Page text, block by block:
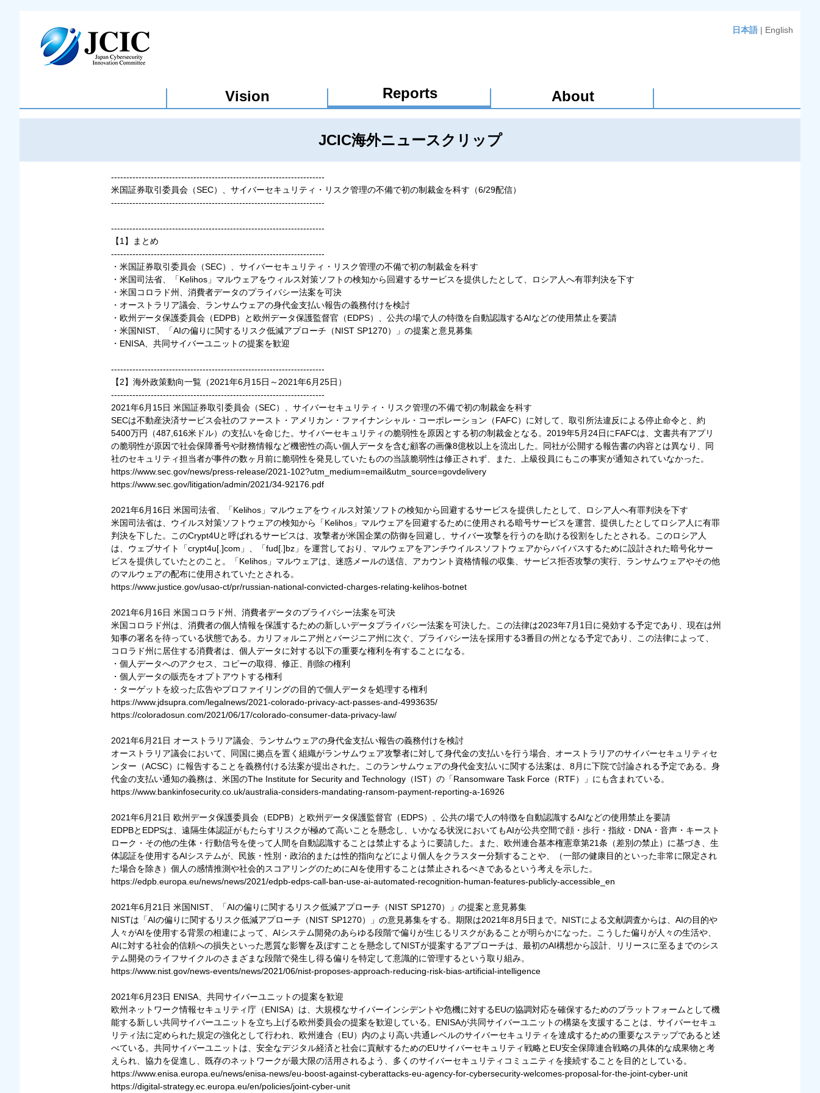
日本語 | English
Vision Reports About
JCIC海外ニュースクリップ
----------------------------------------------------------------------
米国証券取引委員会（SEC）、サイバーセキュリティ・リスク管理の不備で初の制裁金を科す（6/29配信）
----------------------------------------------------------------------
----------------------------------------------------------------------
【1】まとめ
----------------------------------------------------------------------
・米国証券取引委員会（SEC）、サイバーセキュリティ・リスク管理の不備で初の制裁金を科す
・米国司法省、「Kelihos」マルウェアをウィルス対策ソフトの検知から回避するサービスを提供したとして、ロシア人へ有罪判決を下す
・米国コロラド州、消費者データのプライバシー法案を可決
・オーストラリア議会、ランサムウェアの身代金支払い報告の義務付けを検討
・欧州データ保護委員会（EDPB）と欧州データ保護監督官（EDPS）、公共の場で人の特徴を自動認識するAIなどの使用禁止を要請
・米国NIST、「AIの偏りに関するリスク低減アプローチ（NIST SP1270）」の提案と意見募集
・ENISA、共同サイバーユニットの提案を歓迎
----------------------------------------------------------------------
【2】海外政策動向一覧（2021年6月15日～2021年6月25日）
----------------------------------------------------------------------
2021年6月15日 米国証券取引委員会（SEC）、サイバーセキュリティ・リスク管理の不備で初の制裁金を科す
SECは不動産決済サービス会社のファースト・アメリカン・ファイナンシャル・コーポレーション（FAFC）に対して、取引所法違反による停止命令と、約
5400万円（487,616米ドル）の支払いを命じた。サイバーセキュリティの脆弱性を原因とする初の制裁金となる。2019年5月24日にFAFCは、文書共有アプリ
の脆弱性が原因で社会保障番号や財務情報など機密性の高い個人データを含む顧客の画像8億枚以上を流出した。同社が公開する報告書の内容とは異なり、同
社のセキュリティ担当者が事件の数ヶ月前に脆弱性を発見していたものの当該脆弱性は修正されず、また、上級役員にもこの事実が通知されていなかった。
https://www.sec.gov/news/press-release/2021-102?utm_medium=email&utm_source=govdelivery
https://www.sec.gov/litigation/admin/2021/34-92176.pdf
2021年6月16日 米国司法省、「Kelihos」マルウェアをウィルス対策ソフトの検知から回避するサービスを提供したとして、ロシア人へ有罪判決を下す
米国司法省は、ウイルス対策ソフトウェアの検知から「Kelihos」マルウェアを回避するために使用される暗号サービスを運営、提供したとしてロシア人に有罪
判決を下した。このCrypt4Uと呼ばれるサービスは、攻撃者が米国企業の防御を回避し、サイバー攻撃を行うのを助ける役割をしたとされる。このロシア人
は、ウェブサイト「crypt4u[.]com」、「fud[.]bz」を運営しており、マルウェアをアンチウイルスソフトウェアからバイパスするために設計された暗号化サー
ビスを提供していたとのこと。「Kelihos」マルウェアは、迷惑メールの送信、アカウント資格情報の収集、サービス拒否攻撃の実行、ランサムウェアやその他
のマルウェアの配布に使用されていたとされる。
https://www.justice.gov/usao-ct/pr/russian-national-convicted-charges-relating-kelihos-botnet
2021年6月16日 米国コロラド州、消費者データのプライバシー法案を可決
米国コロラド州は、消費者の個人情報を保護するための新しいデータプライバシー法案を可決した。この法律は2023年7月1日に発効する予定であり、現在は州
知事の署名を待っている状態である。カリフォルニア州とバージニア州に次ぐ、プライバシー法を採用する3番目の州となる予定であり、この法律によって、
コロラド州に居住する消費者は、個人データに対する以下の重要な権利を有することになる。
・個人データへのアクセス、コピーの取得、修正、削除の権利
・個人データの販売をオプトアウトする権利
・ターゲットを絞った広告やプロファイリングの目的で個人データを処理する権利
https://www.jdsupra.com/legalnews/2021-colorado-privacy-act-passes-and-4993635/
https://coloradosun.com/2021/06/17/colorado-consumer-data-privacy-law/
2021年6月21日 オーストラリア議会、ランサムウェアの身代金支払い報告の義務付けを検討
オーストラリア議会において、同国に拠点を置く組織がランサムウェア攻撃者に対して身代金の支払いを行う場合、オーストラリアのサイバーセキュリティセ
ンター（ACSC）に報告することを義務付ける法案が提出された。このランサムウェアの身代金支払いに関する法案は、8月に下院で討論される予定である。身
代金の支払い通知の義務は、米国のThe Institute for Security and Technology（IST）の「Ransomware Task Force（RTF）」にも含まれている。
https://www.bankinfosecurity.co.uk/australia-considers-mandating-ransom-payment-reporting-a-16926
2021年6月21日 欧州データ保護委員会（EDPB）と欧州データ保護監督官（EDPS）、公共の場で人の特徴を自動認識するAIなどの使用禁止を要請
EDPBとEDPSは、遠隔生体認証がもたらすリスクが極めて高いことを懸念し、いかなる状況においてもAIが公共空間で顔・歩行・指紋・DNA・音声・キースト
ローク・その他の生体・行動信号を使って人間を自動認識することは禁止するように要請した。また、欧州連合基本権憲章第21条（差別の禁止）に基づき、生
体認証を使用するAIシステムが、民族・性別・政治的または性的指向などにより個人をクラスター分類することや、（一部の健康目的といった非常に限定され
た場合を除き）個人の感情推測や社会的スコアリングのためにAIを使用することは禁止されるべきであるという考えを示した。
https://edpb.europa.eu/news/news/2021/edpb-edps-call-ban-use-ai-automated-recognition-human-features-publicly-accessible_en
2021年6月21日 米国NIST、「AIの偏りに関するリスク低減アプローチ（NIST SP1270）」の提案と意見募集
NISTは「AIの偏りに関するリスク低減アプローチ（NIST SP1270）」の意見募集をする。期限は2021年8月5日まで。NISTによる文献調査からは、AIの目的や
人々がAIを使用する背景の相違によって、AIシステム開発のあらゆる段階で偏りが生じるリスクがあることが明らかになった。こうした偏りが人々の生活や、
AIに対する社会的信頼への損失といった悪質な影響を及ぼすことを懸念してNISTが提案するアプローチは、最初のAI構想から設計、リリースに至るまでのシス
テム開発のライフサイクルのさまざまな段階で発生し得る偏りを特定して意識的に管理するという取り組み。
https://www.nist.gov/news-events/news/2021/06/nist-proposes-approach-reducing-risk-bias-artificial-intelligence
2021年6月23日 ENISA、共同サイバーユニットの提案を歓迎
欧州ネットワーク情報セキュリティ庁（ENISA）は、大規模なサイバーインシデントや危機に対するEUの協調対応を確保するためのプラットフォームとして機
能する新しい共同サイバーユニットを立ち上げる欧州委員会の提案を歓迎している。ENISAが共同サイバーユニットの構築を支援することは、サイバーセキュ
リティ法に定められた規定の強化として行われ、欧州連合（EU）内のより高い共通レベルのサイバーセキュリティを達成するための重要なステップであると述
べている。共同サイバーユニットは、安全なデジタル経済と社会に貢献するためのEUサイバーセキュリティ戦略とEU安全保障連合戦略の具体的な成果物と考
えられ、協力を促進し、既存のネットワークが最大限の活用されるよう、多くのサイバーセキュリティコミュニティを接続することを目的としている。
https://www.enisa.europa.eu/news/enisa-news/eu-boost-against-cyberattacks-eu-agency-for-cybersecurity-welcomes-proposal-for-the-joint-cyber-unit
https://digital-strategy.ec.europa.eu/en/policies/joint-cyber-unit